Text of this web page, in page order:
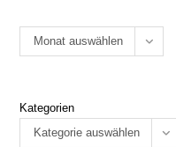
Monat auswählen
Kategorien
Kategorie auswählen